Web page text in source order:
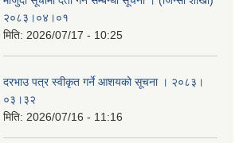
२०८३।०४।०१
मिति: 2026/07/17 - 10:25
दरभाउ पत्र स्वीकृत गर्ने आशयको सूचना । २०८३।
०३।३२
मिति: 2026/07/16 - 11:16